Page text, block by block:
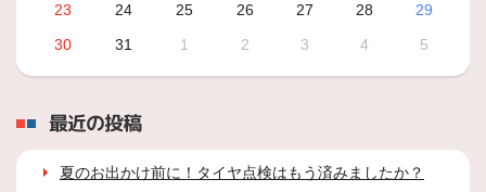
23
24 25 26 27 28
29
30
31 1 2 3 4 5
最近の投稿
夏のお出かけ前に！タイヤ点検はもう済みましたか？